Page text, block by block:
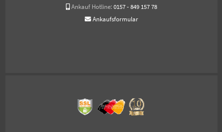
Ankauf Hotline: 0157 - 849 157 78
Ankaufsformular